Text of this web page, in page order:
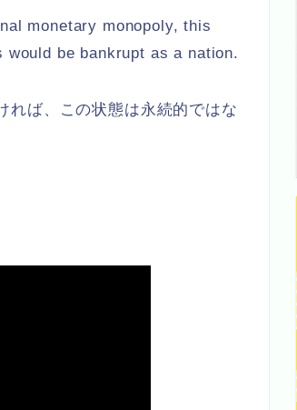
monetary monopoly, this
be bankrupt as a nation.
れば、この状態は永続的ではな